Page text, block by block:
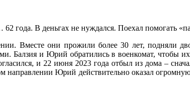
В деньгах не нуждался. Поехал помогать
Вместе они прожили более 30 лет, подняли
Балзия и Юрий обратились в военкомат, чтобы
и 22 июня 2023 года отбыл из дома –
направлении Юрий действительно оказал